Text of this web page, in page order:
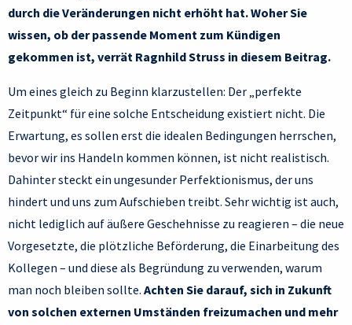
durch die Veränderungen nicht erhöht hat. Woher Sie
wissen, ob der passende Moment zum Kündigen
gekommen ist, verrät Ragnhild Struss in diesem Beitrag.
Um eines gleich zu Beginn klarzustellen: Der „perfekte
Zeitpunkt“ für eine solche Entscheidung existiert nicht. Die
Erwartung, es sollen erst die idealen Bedingungen herrschen,
bevor wir ins Handeln kommen können, ist nicht realistisch.
Dahinter steckt ein ungesunder Perfektionismus, der uns
hindert und uns zum Aufschieben treibt. Sehr wichtig ist auch,
nicht lediglich auf äußere Geschehnisse zu reagieren – die neue
Vorgesetzte, die plötzliche Beförderung, die Einarbeitung des
Kollegen – und diese als Begründung zu verwenden, warum
man noch bleiben sollte. Achten Sie darauf, sich in Zukunft
von solchen externen Umständen freizumachen und mehr